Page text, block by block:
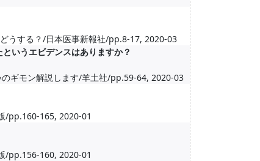
うする？/日本医事新報社/pp.8-17, 2020-03
いうエビデンスはありますか？
ギモン解説します/羊土社/pp.59-64, 2020-03
/pp.160-165, 2020-01
/pp.156-160, 2020-01